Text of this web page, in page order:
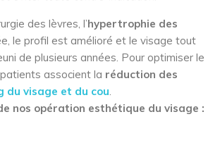
des lèvres, l’hypertrophie des
le profil est amélioré et le visage tout
de plusieurs années. Pour optimiser le
associent la réduction des
du visage et du cou.
nos opération esthétique du visage :